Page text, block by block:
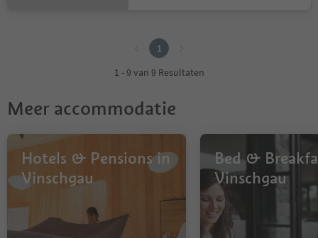
1
1 - 9 van 9 Resultaten
Meer accommodatie
Hotels & Pensions in
Vinschgau
Bed &
Vinschgau